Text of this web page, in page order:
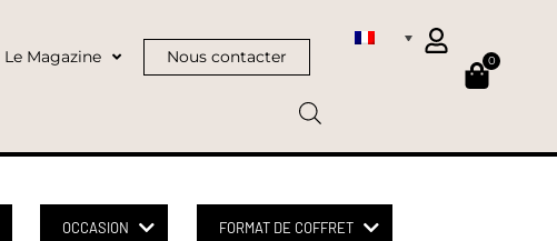
Le Magazine Nous contacter 0
OCCASION FORMAT DE COFFRET